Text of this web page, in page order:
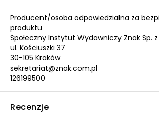
Producent/osoba odpowiedzialna za
produktu
Społeczny Instytut Wydawniczy Znak Sp. z
ul. Kościuszki 37
30-105 Kraków
sekretariat@znak.com.pl
126199500
Recenzje